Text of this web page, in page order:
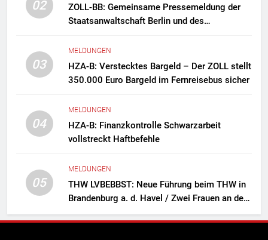
02
ZOLL-BB: Gemeinsame Pressemeldung der
Staatsanwaltschaft Berlin und des
Zollfahndung hebt mutmaßliches
Drogenlabor aus
03
MELDUNGEN
HZA-B: Verstecktes Bargeld – Der ZOLL stellt
350.000 Euro Bargeld im Fernreisebus sicher
04
MELDUNGEN
HZA-B: Finanzkontrolle Schwarzarbeit
vollstreckt Haftbefehle
05
MELDUNGEN
THW LVBEBBST: Neue Führung beim THW in
Brandenburg a. d. Havel / Zwei Frauen an der
Spitze des Ortsverbands